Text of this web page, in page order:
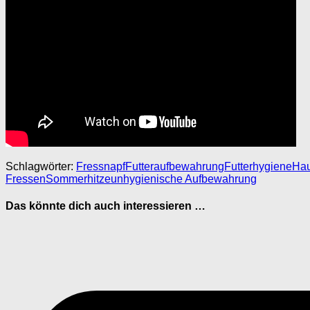
Schlagwörter: FressnapfFutteraufbewahrungFutterhygiene
FressenSommerhitzeunhygienische Aufbewahrung
Das könnte dich auch interessieren …